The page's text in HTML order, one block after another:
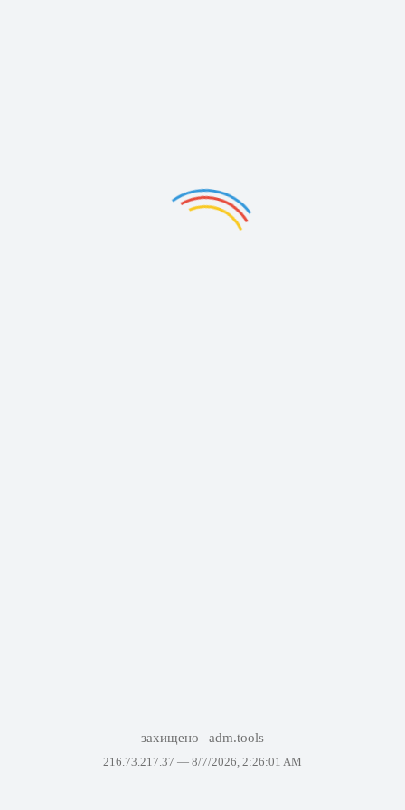
захищено adm.tools
216.73.217.37 — 8/7/2026, 2:26:01 AM